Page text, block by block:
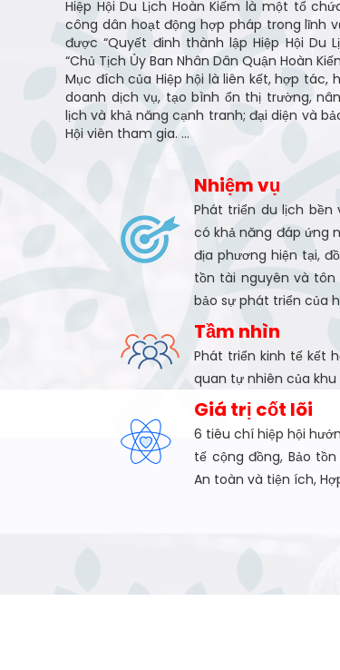
Hiệp Hội Du Lịch Hoàn Kiếm là một tổ
công dân hoạt động hợp pháp trong lĩnh
được “Quyết đinh thành lập Hiệp Hội Du
“Chủ Tịch Ủy Ban Nhân Dân Quận Hoàn
Mục đích của Hiệp hội là liên kết, hợp
doanh dịch vụ, tạo bình ổn thị trường,
lịch và khả năng cạnh tranh; đại diện và
Hội viên tham gia. ...
Nhiệm vụ
Phát triển du lịch
có khả năng đáp ứng
địa phương hiện tại,
tồn tài nguyên và
bảo sự phát triển của
Tầm nhìn
Phát triển kinh tế kết
quan tự nhiên của khu
Giá trị cốt lõi
6 tiêu chí hiệp hội
tế cộng đồng, Bảo
An toàn và tiện ích,